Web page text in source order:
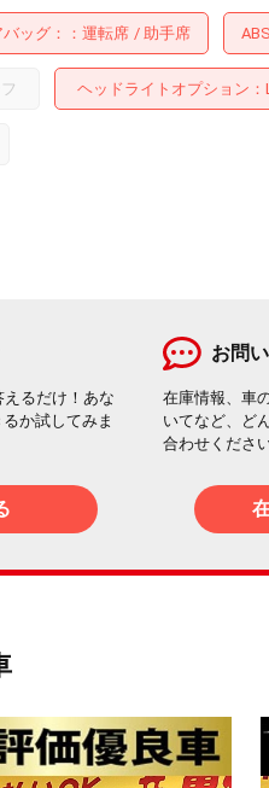
ッグ： 運転席 助手席 ABS
ヘッドライトオプション
るだけ！あな
か試してみま
お問
在庫情報、車
いてなど、ど
合わせください